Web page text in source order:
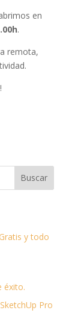
en
.
remota,
Buscar
y todo
éxito.
Pro